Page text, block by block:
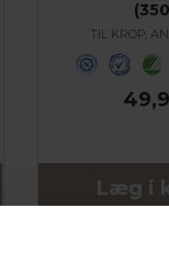
TIL KROP,
Læg i